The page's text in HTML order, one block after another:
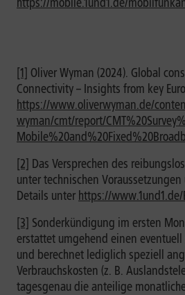
[1] Oliver Wyman (2024). Global
Connectivity – Insights from key
https://www.oliverwyman.de/
wyman/cmt/report/
[2] Das Versprechen des
unter technischen
Details unter https://www.1und1.de/
[3] Sonderkündigung im ersten
erstattet umgehend einen
und berechnet lediglich speziell
Verbrauchskosten (z. B.
tagesgenau die anteilige